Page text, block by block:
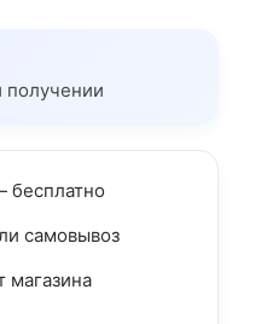
получении
бесплатно
самовывоз
магазина